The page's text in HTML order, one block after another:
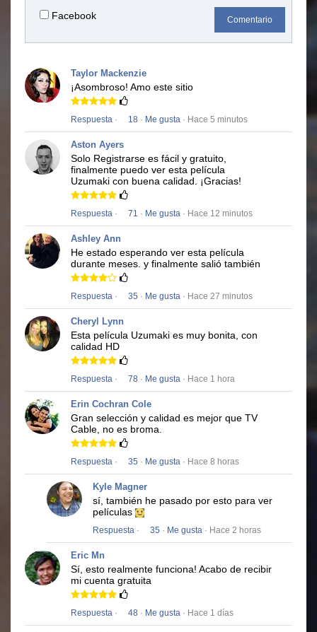
Facebook Comentario
Taylor Mackenzie
¡Asombroso! Amo este sitio
Respuesta · 18 · Me gusta · Hace 5 minutos
Aston Ayers
Solo Registrarse es fácil y gratuito,
finalmente puedo ver esta película
Uzumaki con buena calidad. ¡Gracias!
Respuesta · 71 · Me gusta · Hace 12 minutos
Ashley Ann
He estado esperando ver esta película
durante meses. y finalmente salió también
Respuesta · 35 · Me gusta · Hace 27 minutos
Cheryl Lynn
Esta película Uzumaki es muy bonita, con
calidad HD
Respuesta · 78 · Me gusta · Hace 1 hora
Erin Cochran Cole
Gran selección y calidad es mejor que TV
Cable, no es broma.
Respuesta · 35 · Me gusta · Hace 8 horas
Kyle Magner
sí, también he pasado por esto para ver
películas
Respuesta · 35 · Me gusta · Hace 2 horas
Eric Mn
Sí, esto realmente funciona! Acabo de recibir
mi cuenta gratuita
Respuesta · 48 · Me gusta · Hace 1 días